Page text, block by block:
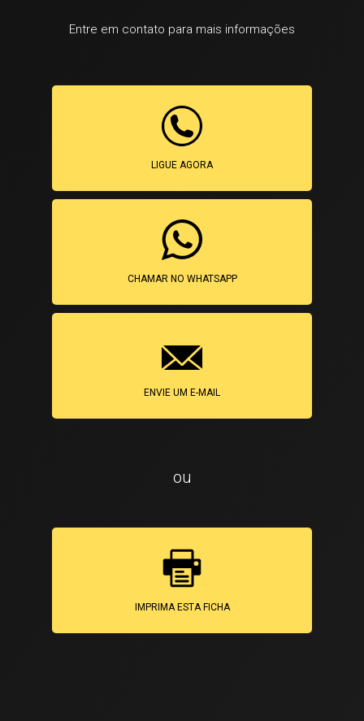
Entre em contato para mais informações
LIGUE AGORA
CHAMAR NO WHATSAPP
ENVIE UM E-MAIL
ou
IMPRIMA ESTA FICHA